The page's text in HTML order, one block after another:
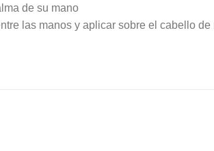
de su mano
las manos y aplicar sobre el cabello de